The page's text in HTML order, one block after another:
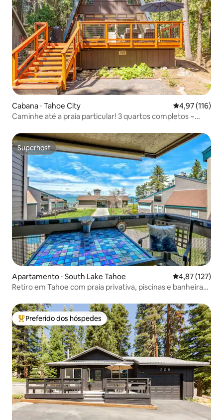
Cabana ⋅ Tahoe City 4,97 de uma
4,97 (116)
Caminhe até a praia particular! 3 quartos completos ~
Superhost
Superhost
Apartamento ⋅ South Lake Tahoe 4,87 de uma
4,87 (127)
Retiro em Tahoe com praia privativa, piscinas e banheiras
Entre os melhores preferidos dos hóspedes
Preferido dos hóspedes